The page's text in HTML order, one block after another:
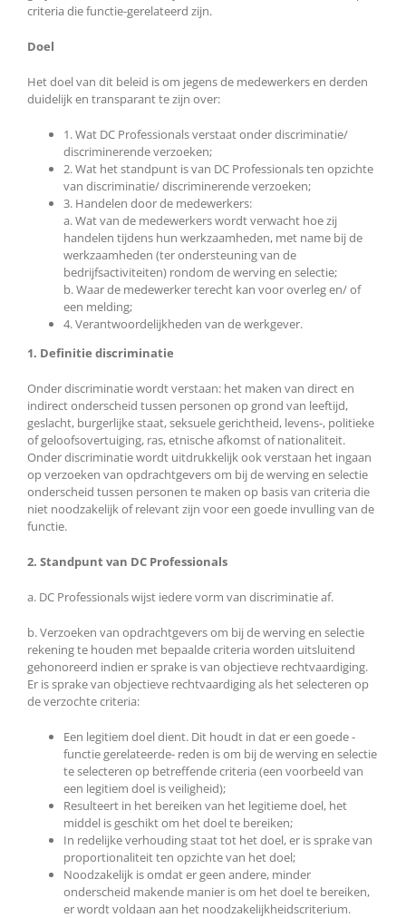
criteria die functie-gerelateerd zijn.
Doel
Het doel van dit beleid is om jegens de medewerkers en derden
duidelijk en transparant te zijn over:
1. Wat DC Professionals verstaat onder discriminatie/
discriminerende verzoeken;
2. Wat het standpunt is van DC Professionals ten opzichte
van discriminatie/ discriminerende verzoeken;
3. Handelen door de medewerkers:
a. Wat van de medewerkers wordt verwacht hoe zij
handelen tijdens hun werkzaamheden, met name bij de
werkzaamheden (ter ondersteuning van de
bedrijfsactiviteiten) rondom de werving en selectie;
b. Waar de medewerker terecht kan voor overleg en/ of
een melding;
4. Verantwoordelijkheden van de werkgever.
1. Definitie discriminatie
Onder discriminatie wordt verstaan: het maken van direct en
indirect onderscheid tussen personen op grond van leeftijd,
geslacht, burgerlijke staat, seksuele gerichtheid, levens-, politieke
of geloofsovertuiging, ras, etnische afkomst of nationaliteit.
Onder discriminatie wordt uitdrukkelijk ook verstaan het ingaan
op verzoeken van opdrachtgevers om bij de werving en selectie
onderscheid tussen personen te maken op basis van criteria die
niet noodzakelijk of relevant zijn voor een goede invulling van de
functie.
2. Standpunt van DC Professionals
a. DC Professionals wijst iedere vorm van discriminatie af.
b. Verzoeken van opdrachtgevers om bij de werving en selectie
rekening te houden met bepaalde criteria worden uitsluitend
gehonoreerd indien er sprake is van objectieve rechtvaardiging.
Er is sprake van objectieve rechtvaardiging als het selecteren op
de verzochte criteria:
Een legitiem doel dient. Dit houdt in dat er een goede -
functie gerelateerde- reden is om bij de werving en selectie
te selecteren op betreffende criteria (een voorbeeld van
een legitiem doel is veiligheid);
Resulteert in het bereiken van het legitieme doel, het
middel is geschikt om het doel te bereiken;
In redelijke verhouding staat tot het doel, er is sprake van
proportionaliteit ten opzichte van het doel;
Noodzakelijk is omdat er geen andere, minder
onderscheid makende manier is om het doel te bereiken,
er wordt voldaan aan het noodzakelijkheidscriterium.